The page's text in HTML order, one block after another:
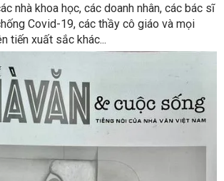
nhà khoa học, các doanh nhân, các bác sĩ
Covid-19, các thầy cô giáo và mọi
tiến xuất sắc khác...